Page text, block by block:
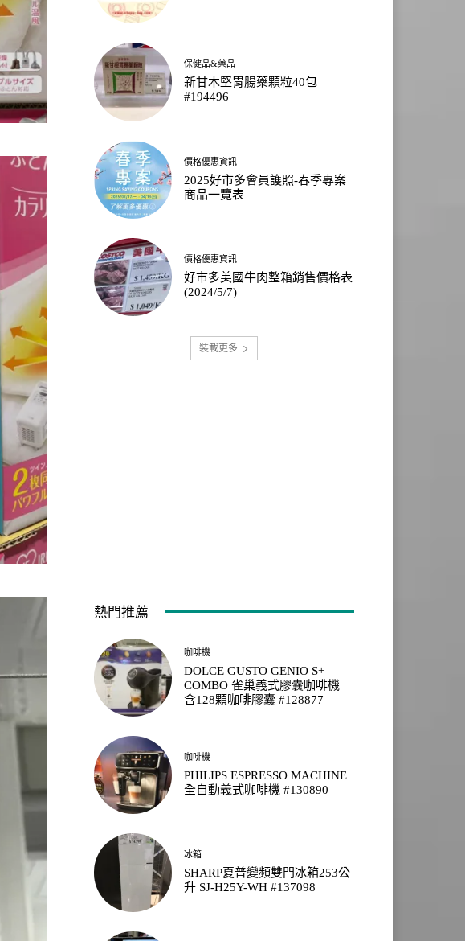
保健品&藥品
新甘木堅胃腸藥顆粒40包
#194496
價格優惠資訊
2025好市多會員護照-春季專案
商品一覽表
價格優惠資訊
好市多美國牛肉整箱銷售價格表
(2024/5/7)
裝載更多
熱門推薦
咖啡機
DOLCE GUSTO GENIO S+
COMBO 雀巢義式膠囊咖啡機
含128顆咖啡膠囊 #128877
咖啡機
PHILIPS ESPRESSO MACHINE
全自動義式咖啡機 #130890
冰箱
SHARP夏普變頻雙門冰箱253公
升 SJ-H25Y-WH #137098